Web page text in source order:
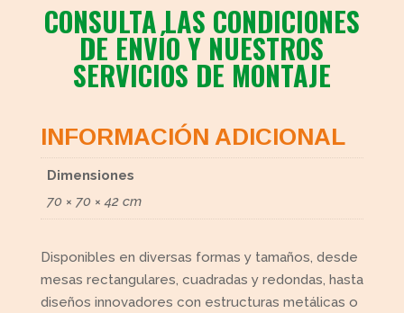
CONSULTA LAS CONDICIONES
DE ENVÍO Y NUESTROS
SERVICIOS DE MONTAJE
INFORMACIÓN ADICIONAL
Dimensiones
70 × 70 × 42 cm
Disponibles en diversas formas y tamaños, desde
mesas rectangulares, cuadradas y redondas, hasta
diseños innovadores con estructuras metálicas o